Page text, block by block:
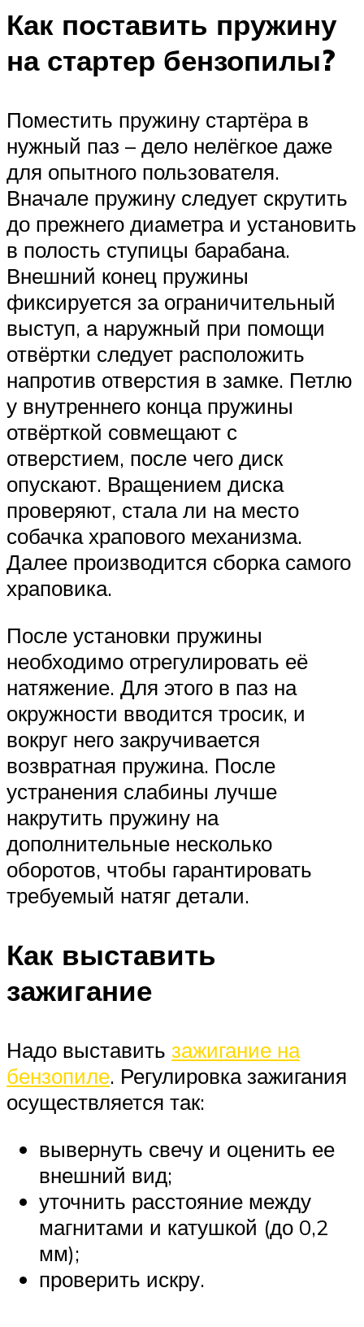
Как поставить пружину
на стартер бензопилы?
Поместить пружину стартёра в
нужный паз – дело нелёгкое даже
для опытного пользователя.
Вначале пружину следует скрутить
до прежнего диаметра и установить
в полость ступицы барабана.
Внешний конец пружины
фиксируется за ограничительный
выступ, а наружный при помощи
отвёртки следует расположить
напротив отверстия в замке. Петлю
у внутреннего конца пружины
отвёрткой совмещают с
отверстием, после чего диск
опускают. Вращением диска
проверяют, стала ли на место
собачка храпового механизма.
Далее производится сборка самого
храповика.
После установки пружины
необходимо отрегулировать её
натяжение. Для этого в паз на
окружности вводится тросик, и
вокруг него закручивается
возвратная пружина. После
устранения слабины лучше
накрутить пружину на
дополнительные несколько
оборотов, чтобы гарантировать
требуемый натяг детали.
Как выставить
зажигание
Надо выставить зажигание на
бензопиле. Регулировка зажигания
осуществляется так:
вывернуть свечу и оценить ее
внешний вид;
уточнить расстояние между
магнитами и катушкой (до 0,2
мм);
проверить искру.